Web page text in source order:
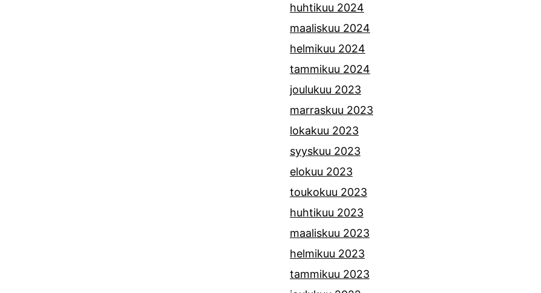
huhtikuu 2024
maaliskuu 2024
helmikuu 2024
tammikuu 2024
joulukuu 2023
marraskuu 2023
lokakuu 2023
syyskuu 2023
elokuu 2023
toukokuu 2023
huhtikuu 2023
maaliskuu 2023
helmikuu 2023
tammikuu 2023